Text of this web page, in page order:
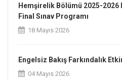
Hemşirelik Bölümü 2025-2026
Final Sınav Programı
18 Mayıs 2026
Engelsiz Bakış Farkındalık
04 Mayıs 2026